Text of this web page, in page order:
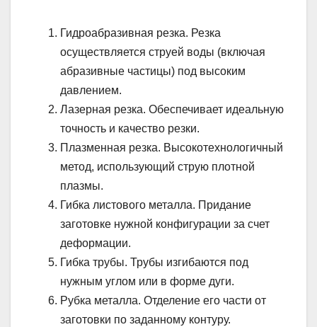
Гидроабразивная резка. Резка
осуществляется струей воды (включая
абразивные частицы) под высоким
давлением.
Лазерная резка. Обеспечивает идеальную
точность и качество резки.
Плазменная резка. Высокотехнологичный
метод, использующий струю плотной
плазмы.
Гибка листового металла. Придание
заготовке нужной конфигурации за счет
деформации.
Гибка трубы. Трубы изгибаются под
нужным углом или в форме дуги.
Рубка металла. Отделение его части от
заготовки по заданному контуру.